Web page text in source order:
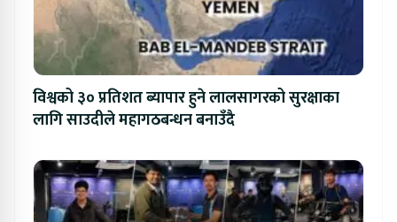
विश्वको ३० प्रतिशत ब्यापार हुने लालसागरको सुरक्षाका
लागि साउदीले महागठबन्धन बनाउँदै